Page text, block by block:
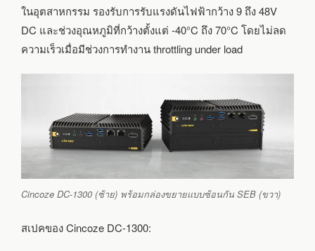
ในอุตสาหกรรม รองรับการรับแรงดันไฟฟ้ากว้าง 9 ถึง 48V
DC และช่วงอุณหภูมิที่กว้างตั้งแต่ -40°C ถึง 70°C โดยไม่ลด
ความเร็วเมื่อมีช่วงการทำงาน throttling under load
Cincoze DC-1300 (ซ้าย) พร้อมกล่องขยายแบบซ้อนกัน SEB (ขวา)
สเปคของ Cincoze DC-1300: